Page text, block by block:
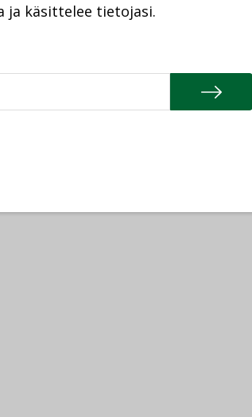
ja käsittelee tietojasi.